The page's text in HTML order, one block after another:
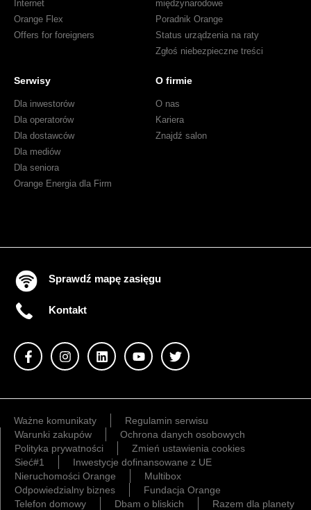
Internet
Orange Flex
Offers for foreigners
międzynarodowe
Poradnik Orange
Status urządzenia na raty
Zgłoś niebezpieczne treści
Serwisy
Dla inwestorów
Dla operatorów
Dla dostawców
Dla mediów
Dla seniora
Orange Energia dla Firm
O firmie
O nas
Kariera
Znajdź salon
Sprawdź mapę zasięgu
Kontakt
Ważne komunikaty
Regulamin serwisu
Warunki zakupów
Ochrona danych osobowych
Polityka prywatności
Zmień ustawienia cookies
Sieć#1
Inwestycje dofinansowane z UE
Nieruchomości Orange
Multibox
Odpowiedzialny biznes
Fundacja Orange
Telefon domowy
Dbam o bliskich Razem dla planety